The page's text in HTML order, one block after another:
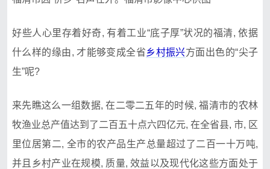
好些人心里存着好奇, 有着工业“底子厚”状况的福清, 依据
什么样的缘由, 才能够变成全省乡村振兴方面出色的“尖子
生”呢?
来先瞧这么一组数据, 在二零二五年的时候, 福清市的农林
牧渔业总产值达到了二百五十点六四亿元, 在全省县, 市, 区
里位居第二, 全市的农产品生产总量超过了二百一十万吨,
并且乡村产业在规模, 质量, 效益以及现代化这些方面处于